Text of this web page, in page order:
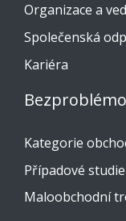
Organizace a
Společenská
Kariéra
Kategorie
Případové studie
Maloobchodní